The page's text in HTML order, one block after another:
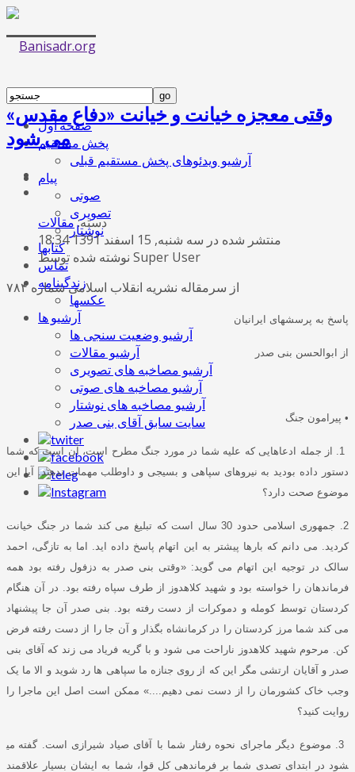
صفحه اول
پخش مستقیم
آرشیو ویدئوهای پخش مستقیم قبلی
پیام
صوتی
تصویری
نوشتار
کتابها
تماس
زندگینامه
عکسها
آرشیو ها
آرشیو وضعیت سنجی ها
آرشیو مقالات
آرشیو مصاخبه های تصویری
آرشیو مصاخبه های صوتی
آرشیو مصاخبه های نوشتار
سایت سابق آقای بنی صدر
وقتی معجزه خیانت و خیانت «دفاع مقدس»
می شود
دسته:مقالات
منتشر شده در سه شنبه, 15 اسفند 1391 18:34
نوشته شده توسط Super User
از سرمقاله نشریه انقلاب اسلامی شماره ۷۸۴
پاسخ به پرسشهای ایرانیان
از ابوالحسن بنی صدر
• پیرامون جنگ
1.
از جمله ادعاهایی که علیه شما در مورد جنگ مطرح است، آن است که شما
دستور داده بودید به نیروهای سپاهی و بسیجی و داوطلب مهمات ندهند.
آیا این
موضوع صحت دارد؟
2. جمهوری اسلامی حدود 30 سال است که تبلیغ می کند شما در جنگ خیانت
کردید
می دانم که بارها پیشتر به این اتهام پاسخ داده اید
اما به تازگی، احمد
سالک در توجیه این اتهام می گوید : «وقتی بنی صدر به دزفول رفته بود همه
فرماندهان را خواسته بود و شهید کلاهدوز از طرف سپاه رفته بود
در آن هنگام
کردستان توسط کومله و دموکرات از دست رفته بود
بنی صدر آن جا پیشنهاد
می کند شما مرز کردستان را در کرمانشاه بگذار و آن جا را از دست رفته فرض
کن
مرحوم شهید کلاهدوز ناراحت می شود و با گریه فریاد می زند که آقای بنی
صدر و آقایان ارتشی مگر این که از روی جنازه ما سپاهی ها رد شوید و الا ما یک
وجب خاک کشورمان را از دست نمی دهیم
....» ممکن است اصل این ماجرا را
روایت کنید؟
3. موضوع دیگر ماجرای نحوه رفتار شما با آقای صیاد شیرازی است .گفته می
شود در ابتدای تصدی شما بر فرماندهی کل قوا، شما به ایشان بسیار علاقمند